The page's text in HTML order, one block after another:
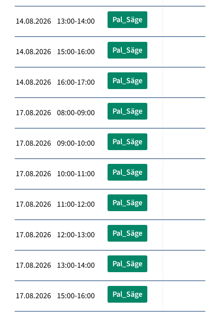
14.08.2026 13:00-14:00 Pal_Säge
14.08.2026 15:00-16:00 Pal_Säge
14.08.2026 16:00-17:00 Pal_Säge
17.08.2026 08:00-09:00 Pal_Säge
17.08.2026 09:00-10:00 Pal_Säge
17.08.2026 10:00-11:00 Pal_Säge
17.08.2026 11:00-12:00 Pal_Säge
17.08.2026 12:00-13:00 Pal_Säge
17.08.2026 13:00-14:00 Pal_Säge
17.08.2026 15:00-16:00 Pal_Säge